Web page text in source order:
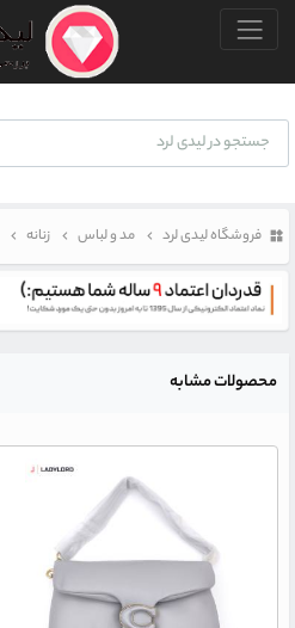
منو بالا
فروشگاه لیدی لرد مد و لباس زنانه
محصولات مشابه